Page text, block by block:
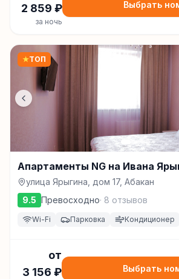
2 859 ₽
за ночь
Выбрать
★ТОП
Апартаменты NG на Ивана
улица Ярыгина, дом 17, Абакан
9.5 Превосходно· 8 отзывов
Wi-Fi Парковка Кондиционер
от
3 156 ₽ Выбрать